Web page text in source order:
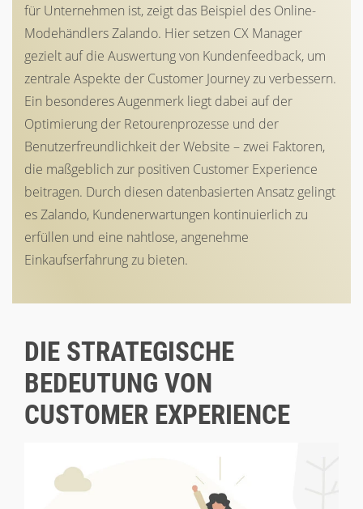
für Unternehmen ist, zeigt das Beispiel des Online-
Modehändlers Zalando. Hier setzen CX Manager
gezielt auf die Auswertung von Kundenfeedback, um
zentrale Aspekte der Customer Journey zu verbessern.
Ein besonderes Augenmerk liegt dabei auf der
Optimierung der Retourenprozesse und der
Benutzerfreundlichkeit der Website – zwei Faktoren,
die maßgeblich zur positiven Customer Experience
beitragen. Durch diesen datenbasierten Ansatz gelingt
es Zalando, Kundenerwartungen kontinuierlich zu
erfüllen und eine nahtlose, angenehme
Einkaufserfahrung zu bieten.
DIE STRATEGISCHE
BEDEUTUNG VON
CUSTOMER EXPERIENCE